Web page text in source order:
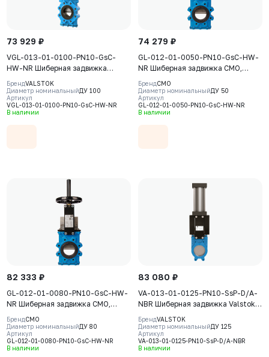
73 929 ₽
VGL-013-01-0100-PN10-GsC-
HW-NR Шиберная задвижка
Valstok, серия VGL, DN 0100,
PN10, штурвал, выдвижной шток,
корпус GJS-400-15 (GGG40) нож
AISI304, уплотнение Natural
БрендVALSTOK
Диаметр номинальныйДУ 100
Артикул
VGL-013-01-0100-PN10-GsC-HW-NR
В наличии
74 279 ₽
GL-012-01-0050-PN10-GsC-HW-
NR Шиберная задвижка CMO,
серия GL, DN0050, PN10, штурвал,
выдвижной шток, корпус GJS-
500-7 (GGG50), нож AISI304,
седловое уплотнение Natural
БрендCMO
Диаметр номинальныйДУ 50
Артикул
GL-012-01-0050-PN10-GsC-HW-NR
В наличии
82 333 ₽
GL-012-01-0080-PN10-GsC-HW-
NR Шиберная задвижка CMO,
серия GL, DN0080, PN10, штурвал,
выдвижной шток, корпус GJS-
500-7 (GGG50), нож AISI304,
седловое уплотнение Natural
БрендCMO
Диаметр номинальныйДУ 80
Артикул
GL-012-01-0080-PN10-GsC-HW-NR
В наличии
83 080 ₽
VA-013-01-0125-PN10-SsP-D/A-
NBR Шиберная задвижка Valstok,
серия VА, DN 0125, PN=10 Бар,
пневмопривод двойного действия,
корпус GJS-400-15 (GGG40), нож
AISI304, седловое уплотнение
БрендVALSTOK
Диаметр номинальныйДУ 125
Артикул
VA-013-01-0125-PN10-SsP-D/A-NBR
В наличии